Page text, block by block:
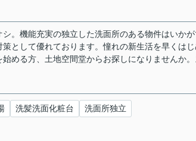
。機能充実の独立した洗面所のある物件はいか
として優れております。憧れの新生活を早くは
める方、土地空間堂からお探しになりませんか
洗髪洗面化粧台 洗面所独立